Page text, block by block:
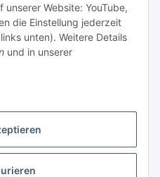
Website: YouTube,
die Einstellung jederzeit
unten). Weitere Details
und in unserer